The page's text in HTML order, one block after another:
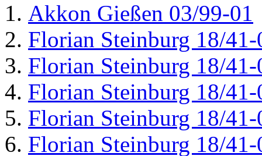
Akkon Gießen 03/99-01
Florian Steinburg 18/41-
Florian Steinburg 18/41-
Florian Steinburg 18/41-
Florian Steinburg 18/41-
Florian Steinburg 18/41-